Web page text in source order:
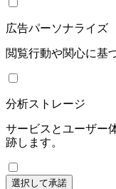
広告パーソナライズ
閲覧行動や関心に基
分析ストレージ
サービスとユーザー
跡します。
選択して承諾